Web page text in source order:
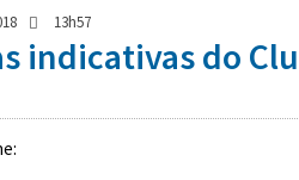
13h57
indicativas do